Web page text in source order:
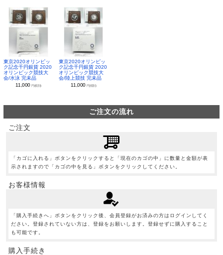
東京2020オリンピッ
ク記念千円銀貨 2020
オリンピック競技大
会/水泳 完未品
11,000円(税別)
東京2020オリンピッ
ク記念千円銀貨 2020
オリンピック競技大
会/陸上競技 完未品
11,000 円(税別)
ご注文の流れ
ご注文
「カゴに入れる」ボタンをクリックすると「現在のカゴの中」に数量と金額が表
示されますので「カゴの中を見る」ボタンをクリックしてください。
お客様情報
「購入手続きへ」ボタンをクリック後、会員登録がお済みの方はログインしてく
ださい。登録されていない方は、登録をお願いします。登録せずに購入すること
も可能です。
購入手続き